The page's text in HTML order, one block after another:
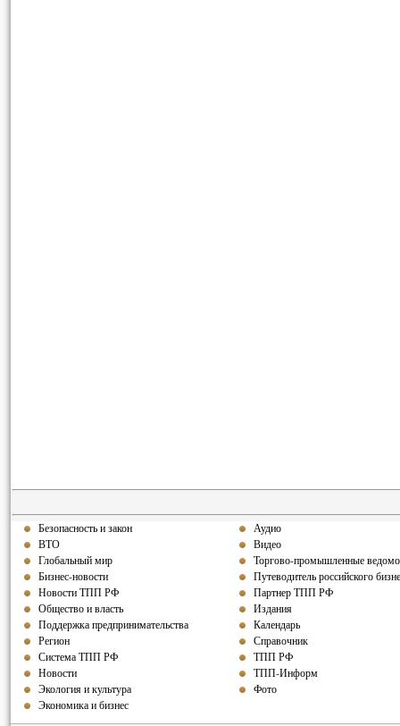
Безопасность и закон
ВТО
Глобальный мир
Бизнес-новости
Новости ТПП РФ
Общество и власть
Поддержка предпринимательства
Регион
Система ТПП РФ
Новости
Экология и культура
Экономика и бизнес
Аудио
Видео
Торгово-промышленные
Путеводитель российского
Партнер ТПП РФ
Издания
Календарь
Справочник
ТПП РФ
ТПП-Информ
Фото